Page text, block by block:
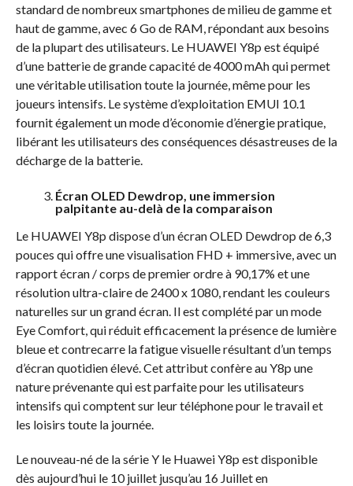
standard de nombreux smartphones de milieu de gamme et
haut de gamme, avec 6 Go de RAM, répondant aux besoins
de la plupart des utilisateurs. Le HUAWEI Y8p est équipé
d’une batterie de grande capacité de 4000 mAh qui permet
une véritable utilisation toute la journée, même pour les
joueurs intensifs. Le système d’exploitation EMUI 10.1
fournit également un mode d’économie d’énergie pratique,
libérant les utilisateurs des conséquences désastreuses de la
décharge de la batterie.
Écran OLED Dewdrop, une immersion
palpitante au-delà de la comparaison
Le HUAWEI Y8p dispose d’un écran OLED Dewdrop de 6,3
pouces qui offre une visualisation FHD + immersive, avec un
rapport écran / corps de premier ordre à 90,17% et une
résolution ultra-claire de 2400 x 1080, rendant les couleurs
naturelles sur un grand écran. Il est complété par un mode
Eye Comfort, qui réduit efficacement la présence de lumière
bleue et contrecarre la fatigue visuelle résultant d’un temps
d’écran quotidien élevé. Cet attribut confère au Y8p une
nature prévenante qui est parfaite pour les utilisateurs
intensifs qui comptent sur leur téléphone pour le travail et
les loisirs toute la journée.
Le nouveau-né de la série Y le Huawei Y8p est disponible
dès aujourd’hui le 10 juillet jusqu’au 16 Juillet en